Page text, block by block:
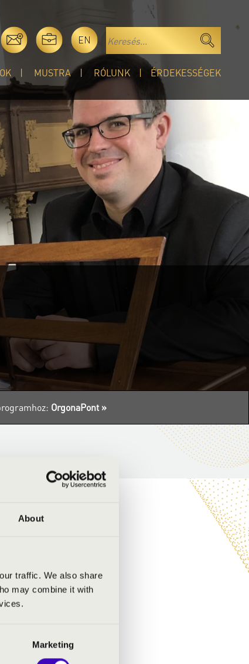
About
traffic. We also share
may combine it with
Marketing
EN
MUSTRA RÓLUNK ÉRDEKESSÉGEK
OrgonaPont »